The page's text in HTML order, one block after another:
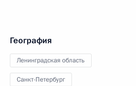
География
Ленинградская область
Санкт-Петербург